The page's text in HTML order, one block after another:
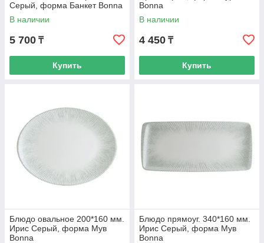
Серый, форма Банкет Bonna
В наличии
5 700 ₸
Купить
Bonna
В наличии
4 450 ₸
Купить
Блюдо овальное 200*160 мм.
Ирис Серый, форма Мув
Bonna
Блюдо прямоуг. 340*160 мм.
Ирис Серый, форма Мув
Bonna